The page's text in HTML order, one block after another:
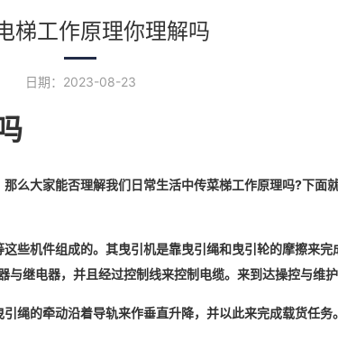
梯工作原理你理解吗
日期：2023-08-23
么大家能否理解我们日常生活中传菜梯工作原理吗?下面
些机件组成的。其曳引机是靠曳引绳和曳引轮的摩擦来完
继电器，并且经过控制线来控制电缆。来到达操控与维护
的牵动沿着导轨来作垂直升降，并以此来完成载货任务。